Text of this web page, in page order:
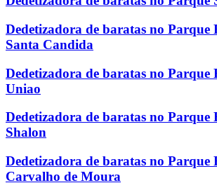
Dedetizadora de baratas no Parque
Santa Candida
Dedetizadora de baratas no Parque
Uniao
Dedetizadora de baratas no Parque
Shalon
Dedetizadora de baratas no Parque
Carvalho de Moura